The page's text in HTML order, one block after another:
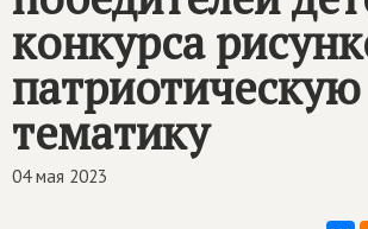
конкурса
патриотическую
тематику
04 мая 2023